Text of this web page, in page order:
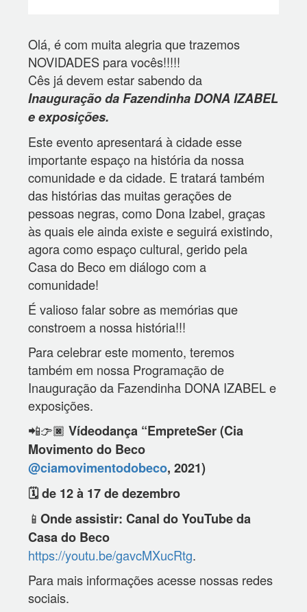
Olá, é com muita alegria que trazemos
NOVIDADES para vocês!!!!!
Cês já devem estar sabendo da
Inauguração da Fazendinha DONA IZABEL
e exposições.
Este evento apresentará à cidade esse
importante espaço na história da nossa
comunidade e da cidade. E tratará também
das histórias das muitas gerações de
pessoas negras, como Dona Izabel, graças
às quais ele ainda existe e seguirá existindo,
agora como espaço cultural, gerido pela
Casa do Beco em diálogo com a
comunidade!
É valioso falar sobre as memórias que
constroem a nossa história!!!
Para celebrar este momento, teremos
também em nossa Programação de
Inauguração da Fazendinha DONA IZABEL e
exposições.
📲👉🏿Vídeodança “EmpreteSer (Cia
Movimento do Beco
@ciamovimentodobeco, 2021)
🗓️ de 12 à 17 de dezembro
📱Onde assistir: Canal do YouTube da
Casa do Beco
https://youtu.be/gavcMXucRtg.
Para mais informações acesse nossas redes
sociais.